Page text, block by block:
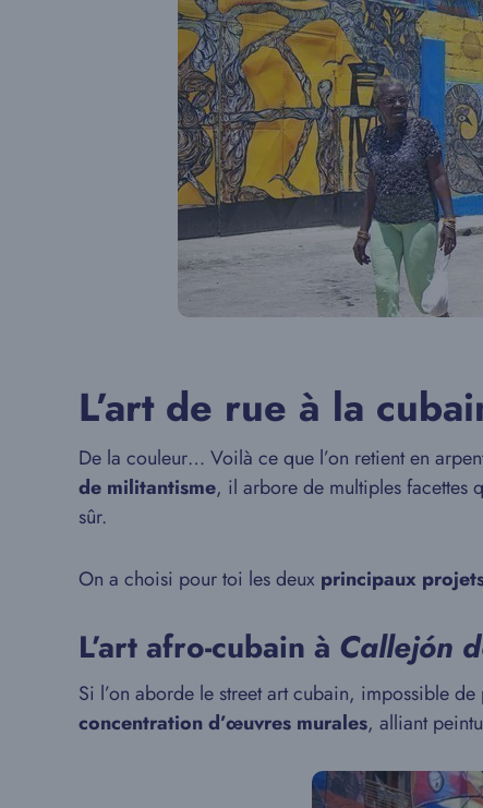
L’art de rue à la
De la couleur… Voilà ce que l’on retient en
de militantisme, il arbore de multiples facettes
sûr.
On a choisi pour toi les deux principaux
L’art afro-cubain à Callejón
Si l’on aborde le street art cubain, impossible de
concentration d’œuvres murales, alliant